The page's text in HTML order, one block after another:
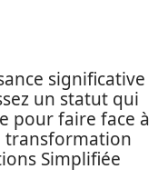
significative
un statut qui
pour faire face à
transformation
Simplifiée